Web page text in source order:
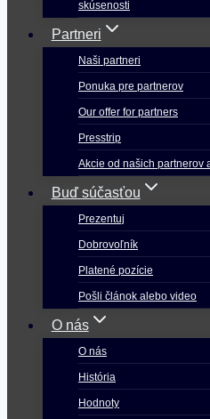
skúsenosti
Partneri
Naši partneri
Ponuka pre partnerov
Our offer for partners
Presstrip
Akcie od našich partnerov
Buď súčasťou
Prezentuj
Dobrovoľník
Platené pozície
Pošli článok alebo video
O nás
O nás
História
Hodnoty